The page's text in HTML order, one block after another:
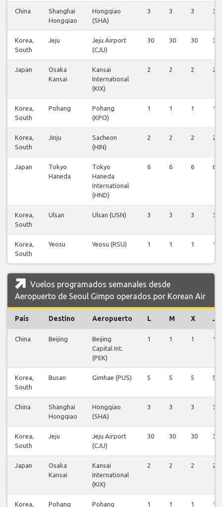
China
Shanghai
Hongqiao
Hongqiao
(SHA)
3 3 3 3
Korea,
South
Jeju
Jeju Airport
(CJU)
30 30 30 31
Japan
Osaka
Kansai
Kansai
International
(KIX)
2 2 2 2
Korea,
South
Pohang
Pohang
(KPO)
1 1 1 1
Korea,
South
Jinju
Sacheon
(HIN)
2 2 2 2
Japan
Tokyo
Haneda
Tokyo
Haneda
International
(HND)
6 6 6 6
Korea,
South
Ulsan Ulsan (USN) 3 3 3 3
Korea,
South
Yeosu Yeosu (RSU) 1 1 1 1
Vuelos programados semanales desde
Aeropuerto de Seoul Gimpo operados por Korean Air
País Destino Aeropuerto L M X J
China Beijing
Beijing
Capital Int.
(PEK)
1 1 1 1
Korea,
South
Busan Gimhae (PUS) 5 5 5 5
China
Shanghai
Hongqiao
Hongqiao
(SHA)
3 3 3 3
Korea,
South
Jeju
Jeju Airport
(CJU)
30 30 30 31
Japan
Osaka
Kansai
Kansai
International
(KIX)
2 2 2 2
Korea, Pohang Pohang 1 1 1 1